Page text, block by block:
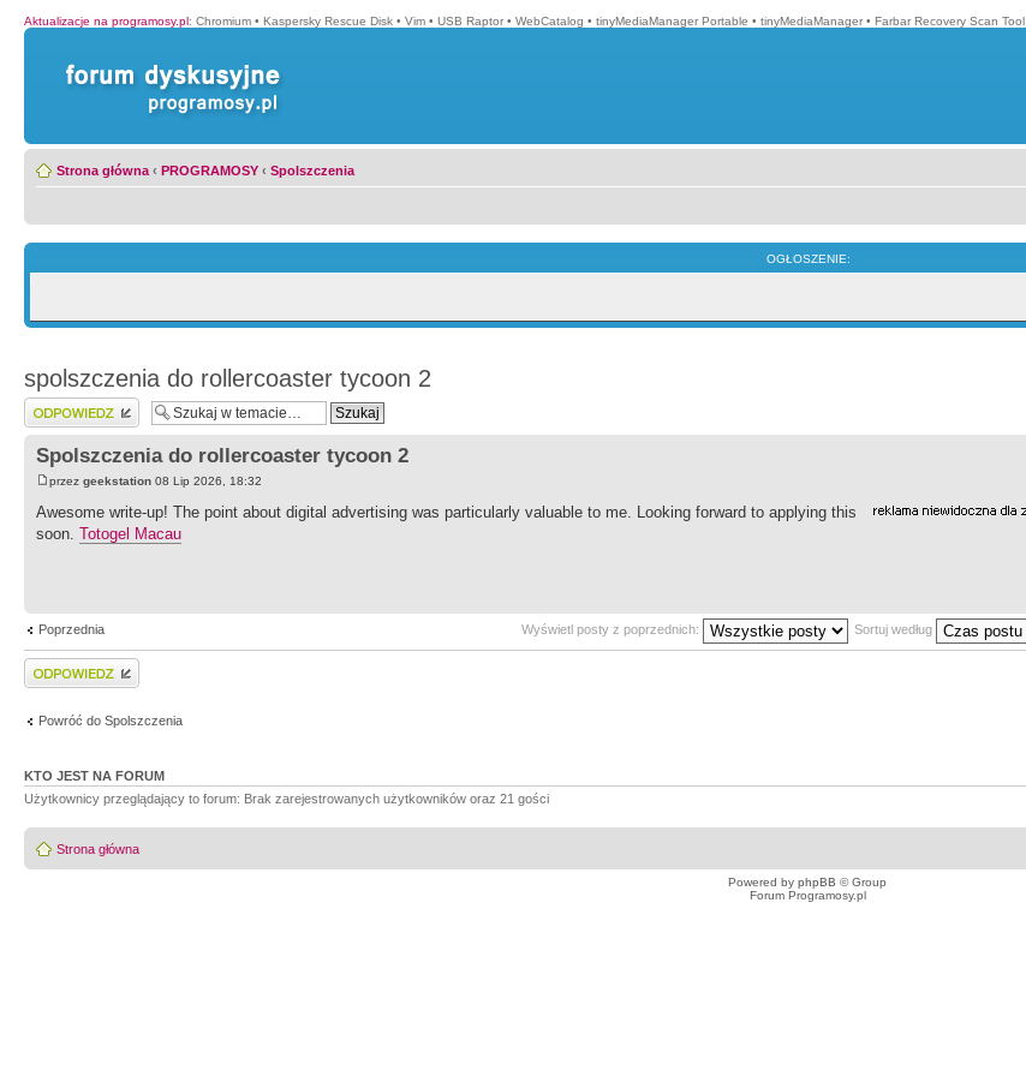
Aktualizacje na programosy.pl: Chromium • Kaspersky Rescue Disk • Vim • USB Raptor • WebCatalog • tinyMediaManager Portable • tinyMediaManager • Farbar Recovery Scan Tool
Strona główna ‹ PROGRAMOSY ‹ Spolszczenia
OGŁOSZENIE:
spolszczenia do rollercoaster tycoon 2
Wyślij odpowiedź
Spolszczenia do rollercoaster tycoon 2
przez geekstation 08 Lip 2026, 18:32
Awesome write-up! The point about digital advertising was particularly valuable to me. Looking forward to applying this
soon. Totogel Macau
Poprzednia Wyświetl posty z poprzednich: Sortuj według
Wyślij odpowiedź
Powróć do Spolszczenia
KTO JEST NA FORUM
Użytkownicy przeglądający to forum: Brak zarejestrowanych użytkowników oraz 21 gości
Strona główna
Powered by phpBB © Group
Forum Programosy.pl